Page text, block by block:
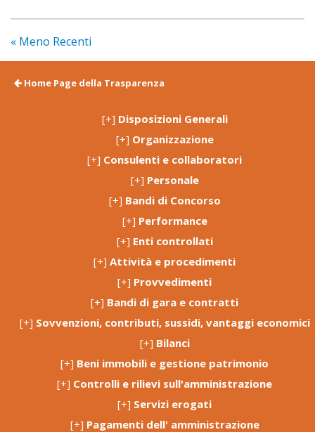
« Meno Recenti
Home Page della Trasparenza
[+] Disposizioni Generali
[+] Organizzazione
[+] Consulenti e collaboratori
[+] Personale
[+] Bandi di Concorso
[+] Performance
[+] Enti controllati
[+] Attività e procedimenti
[+] Provvedimenti
[+] Bandi di gara e contratti
[+] Sovvenzioni, contributi, sussidi, vantaggi economici
[+] Bilanci
[+] Beni immobili e gestione patrimonio
[+] Controlli e rilievi sull'amministrazione
[+] Servizi erogati
[+] Pagamenti dell' amministrazione